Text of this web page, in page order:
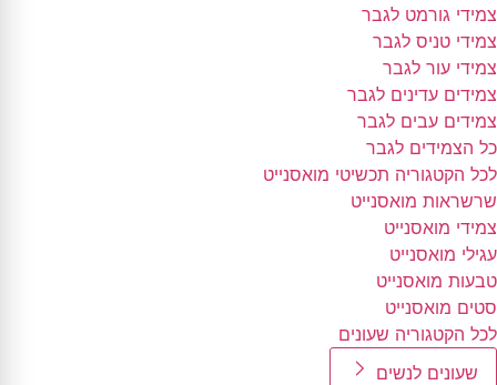
צמידי גורמט לגבר
צמידי טניס לגבר
צמידי עור לגבר
צמידים עדינים לגבר
צמידים עבים לגבר
כל הצמידים לגבר
לכל הקטגוריה תכשיטי מואסנייט
שרשראות מואסנייט
צמידי מואסנייט
עגילי מואסנייט
טבעות מואסנייט
סטים מואסנייט
לכל הקטגוריה שעונים
שעונים לנשים